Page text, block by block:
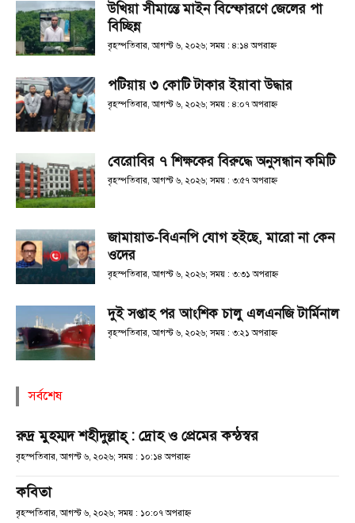
উখিয়া সীমান্তে মাইন বিস্ফোরণে জেলের পা
বিচ্ছিন্ন
বৃহস্পতিবার, আগস্ট ৬, ২০২৬; সময় : ৪:১৪ অপরাহ্ণ
পটিয়ায় ৩ কোটি টাকার ইয়াবা উদ্ধার
বৃহস্পতিবার, আগস্ট ৬, ২০২৬; সময় : ৪:০৭ অপরাহ্ণ
বেরোবির ৭ শিক্ষকের বিরুদ্ধে অনুসন্ধান কমিটি
বৃহস্পতিবার, আগস্ট ৬, ২০২৬; সময় : ৩:৫৭ অপরাহ্ণ
জামায়াত-বিএনপি যোগ হইছে, মারো না কেন
ওদের
বৃহস্পতিবার, আগস্ট ৬, ২০২৬; সময় : ৩:৩১ অপরাহ্ণ
দুই সপ্তাহ পর আংশিক চালু এলএনজি টার্মিনাল
বৃহস্পতিবার, আগস্ট ৬, ২০২৬; সময় : ৩:২১ অপরাহ্ণ
সর্বশেষ
রুদ্র মুহম্মদ শহীদুল্লাহ্ : দ্রোহ ও প্রেমের কন্ঠস্বর
বৃহস্পতিবার, আগস্ট ৬, ২০২৬; সময় : ১০:১৪ অপরাহ্ণ
কবিতা
বৃহস্পতিবার, আগস্ট ৬, ২০২৬; সময় : ১০:০৭ অপরাহ্ণ